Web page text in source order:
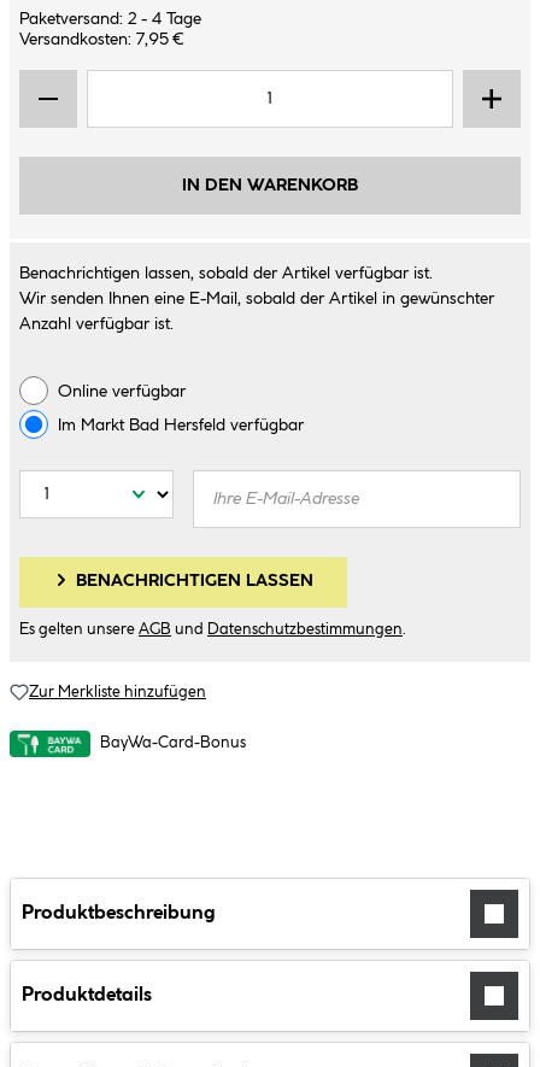
Paketversand: 2 - 4 Tage
Versandkosten: 7,95 €
IN DEN WARENKORB
Benachrichtigen lassen, sobald der Artikel verfügbar ist.
Wir senden Ihnen eine E-Mail, sobald der Artikel in gewünschter
Anzahl verfügbar ist.
Online verfügbar
Im Markt Bad Hersfeld verfügbar
BENACHRICHTIGEN LASSEN
Es gelten unsere AGB und Datenschutzbestimmungen
Zur Merkliste hinzufügen
BayWa-Card-Bonus
Produktbeschreibung
Produktdetails